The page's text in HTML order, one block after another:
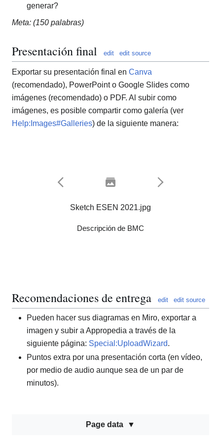
generar?
Meta: (150 palabras)
Presentación final edit edit source
Exportar su presentación final en Canva
(recomendado), PowerPoint o Google Slides como
imágenes (recomendado) o PDF. Al subir como
imágenes, es posible compartir como galería (ver
Help:Images#Galleries) de la siguiente manera:
Sketch ESEN 2021.jpg
Descripción de BMC
Recomendaciones de entrega edit edit source
Pueden hacer sus diagramas en Miro, exportar a
imagen y subir a Appropedia a través de la
siguiente página: Special:UploadWizard.
Puntos extra por una presentación corta (en vídeo,
por medio de audio aunque sea de un par de
minutos).
Page data